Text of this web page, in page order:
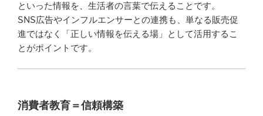
といった情報を、生活者の言葉で伝えることです。
SNS広告やインフルエンサーとの連携も、単なる販売促
進ではなく「正しい情報を伝える場」として活用するこ
とがポイントです。
消費者教育＝信頼構築